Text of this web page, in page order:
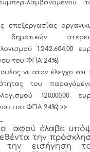
επεξεργασίας
δημοτικών
1.242.604,00
του ΦΠΑ 24%)
γι ατον έλεγχο και
του
120.000,00
του ΦΠΑ 24%) >>
αφού έλαβε
την
την εισήγηση